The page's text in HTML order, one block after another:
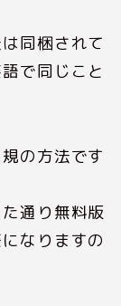
同梱されて
で同じこと
の方法です
通り無料版
なりますの